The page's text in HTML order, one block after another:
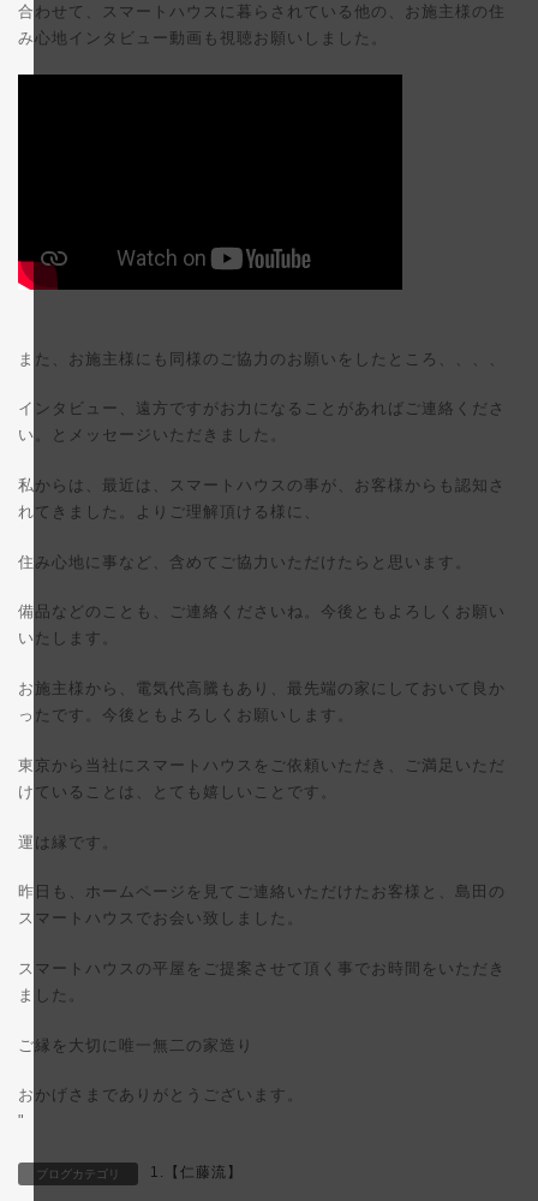
合わせて、スマートハウスに暮らされている他の、お施主様の住
み心地インタビュー動画も視聴お願いしました。
また、お施主様にも同様のご協力のお願いをしたところ、、、、
インタビュー、遠方ですがお力になることがあればご連絡くださ
い。とメッセージいただきました。
私からは、最近は、スマートハウスの事が、お客様からも認知さ
れてきました。よりご理解頂ける様に、
住み心地に事など、含めてご協力いただけたらと思います。
備品などのことも、ご連絡くださいね。今後ともよろしくお願い
いたします。
お施主様から、電気代高騰もあり、最先端の家にしておいて良か
ったです。今後ともよろしくお願いします。
東京から当社にスマートハウスをご依頼いただき、ご満足いただ
けていることは、とても嬉しいことです。
運は縁です。
昨日も、ホームページを見てご連絡いただけたお客様と、島田の
スマートハウスでお会い致しました。
スマートハウスの平屋をご提案させて頂く事でお時間をいただき
ました。
ご縁を大切に唯一無二の家造り
おかげさまでありがとうございます。
"
ブログカテゴリ 1.【仁藤流】